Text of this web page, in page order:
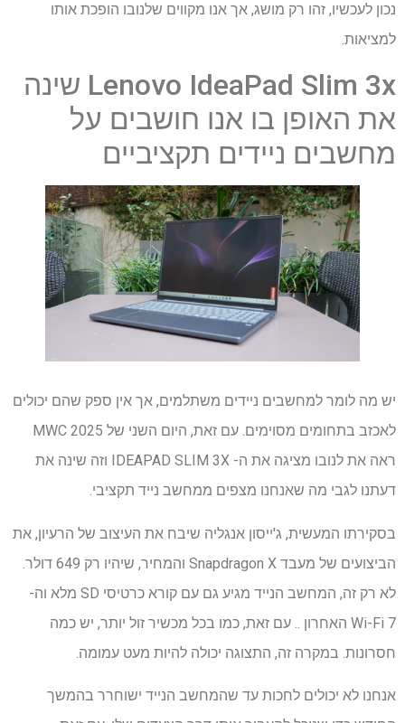
נכון לעכשיו, זהו רק מושג, אך אנו מקווים שלנובו הופכת אותו
למציאות.
Lenovo IdeaPad Slim 3x שינה
את האופן בו אנו חושבים על
מחשבים ניידים תקציביים
יש מה לומר למחשבים ניידים משתלמים, אך אין ספק שהם יכולים
לאכזב בתחומים מסוימים. עם זאת, היום השני של MWC 2025
ראה את לנובו מציגה את ה- IDEAPAD SLIM 3X וזה שינה את
דעתנו לגבי מה שאנחנו מצפים ממחשב נייד תקציבי.
בסקירתו המעשית, ג'ייסון אנגליה שיבח את העיצוב של הרעיון, את
הביצועים של מעבד Snapdragon X והמחיר, שיהיו רק 649 דולר.
לא רק זה, המחשב הנייד מגיע גם עם קורא כרטיסי SD מלא וה-
Wi-Fi 7 האחרון .. עם זאת, כמו בכל מכשיר זול יותר, יש כמה
חסרונות. במקרה זה, התצוגה יכולה להיות מעט עמומה.
אנחנו לא יכולים לחכות עד שהמחשב הנייד ישוחרר בהמשך